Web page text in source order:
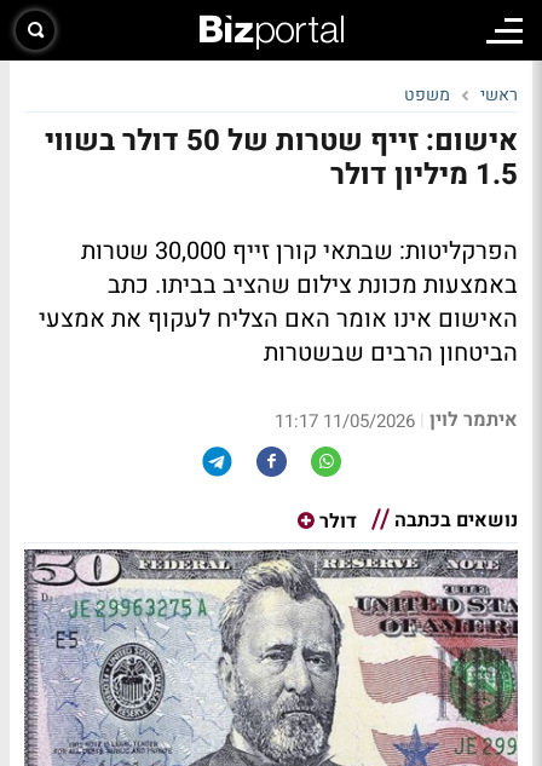
ראשי משפט
אישום: זייף שטרות של 50 דולר בשווי
1.5 מיליון דולר
הפרקליטות: שבתאי קורן זייף 30,000 שטרות
באמצעות מכונת צילום שהציב בביתו. כתב
האישום אינו אומר האם הצליח לעקוף את אמצעי
הביטחון הרבים שבשטרות
איתמר לוין |
11/05/2026 11:17
נושאים בכתבה דולר